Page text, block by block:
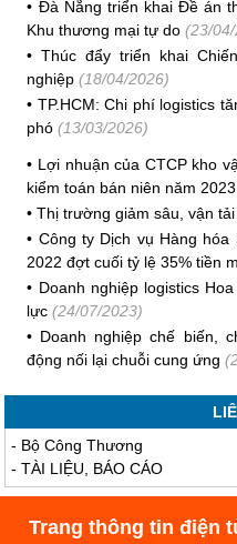
• Đà Nẵng triển khai Đề án
Khu thương mại tự do (23/
•Thúc đẩy triển khai
nghiệp (18/04/2026)
• TP.HCM: Chi phí logistics
phó (13/03/2026)
• Lợi nhuận của CTCP kho
kiểm toán bán niên năm
•Thị trường giảm sâu, vận
• Công ty Dịch vụ Hàng
2022 đợt cuối tỷ lệ 35% tiền
• Doanh nghiệp logistics
lực (24/07/2023)
• Doanh nghiệp chế biến,
động nối lại chuỗi cung ứng
- Bộ Công Thương
-TÀI LIỆU, BÁO CÁO
Trang thông tin điện